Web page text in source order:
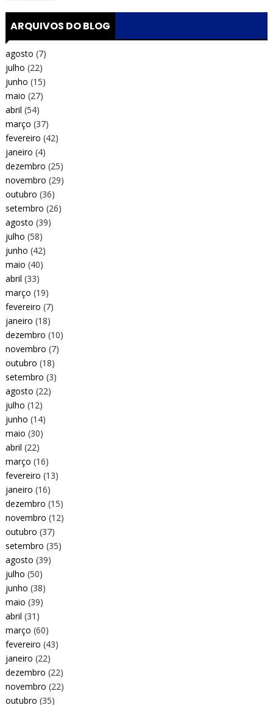
ARQUIVOS DO BLOG
agosto (7)
julho (22)
junho (15)
maio (27)
abril (54)
março (37)
fevereiro (42)
janeiro (4)
dezembro (25)
novembro (29)
outubro (36)
setembro (26)
agosto (39)
julho (58)
junho (42)
maio (40)
abril (33)
março (19)
fevereiro (7)
janeiro (18)
dezembro (10)
novembro (7)
outubro (18)
setembro (3)
agosto (22)
julho (12)
junho (14)
maio (30)
abril (22)
março (16)
fevereiro (13)
janeiro (16)
dezembro (15)
novembro (12)
outubro (37)
setembro (35)
agosto (39)
julho (50)
junho (38)
maio (39)
abril (31)
março (60)
fevereiro (43)
janeiro (22)
dezembro (22)
novembro (22)
outubro (35)